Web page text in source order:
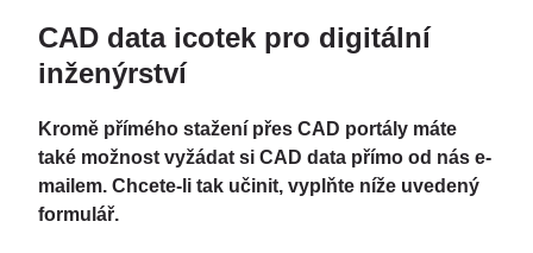
CAD data icotek pro digitální
inženýrství
Kromě přímého stažení přes CAD portály máte
také možnost vyžádat si CAD data přímo od nás e-
mailem. Chcete-li tak učinit, vyplňte níže uvedený
formulář.